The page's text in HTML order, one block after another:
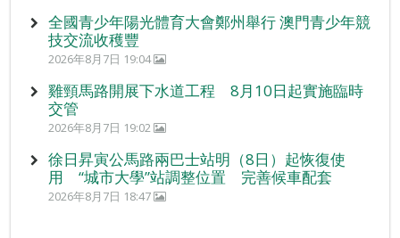
全國青少年陽光體育大會鄭州舉行 澳門青少年競
技交流收穫豐
2026年8月7日 19:04
雞頸馬路開展下水道工程 8月10日起實施臨時
交管
2026年8月7日 19:02
徐日昇寅公馬路兩巴士站明（8日）起恢復使
用 “城市大學”站調整位置 完善候車配套
2026年8月7日 18:47